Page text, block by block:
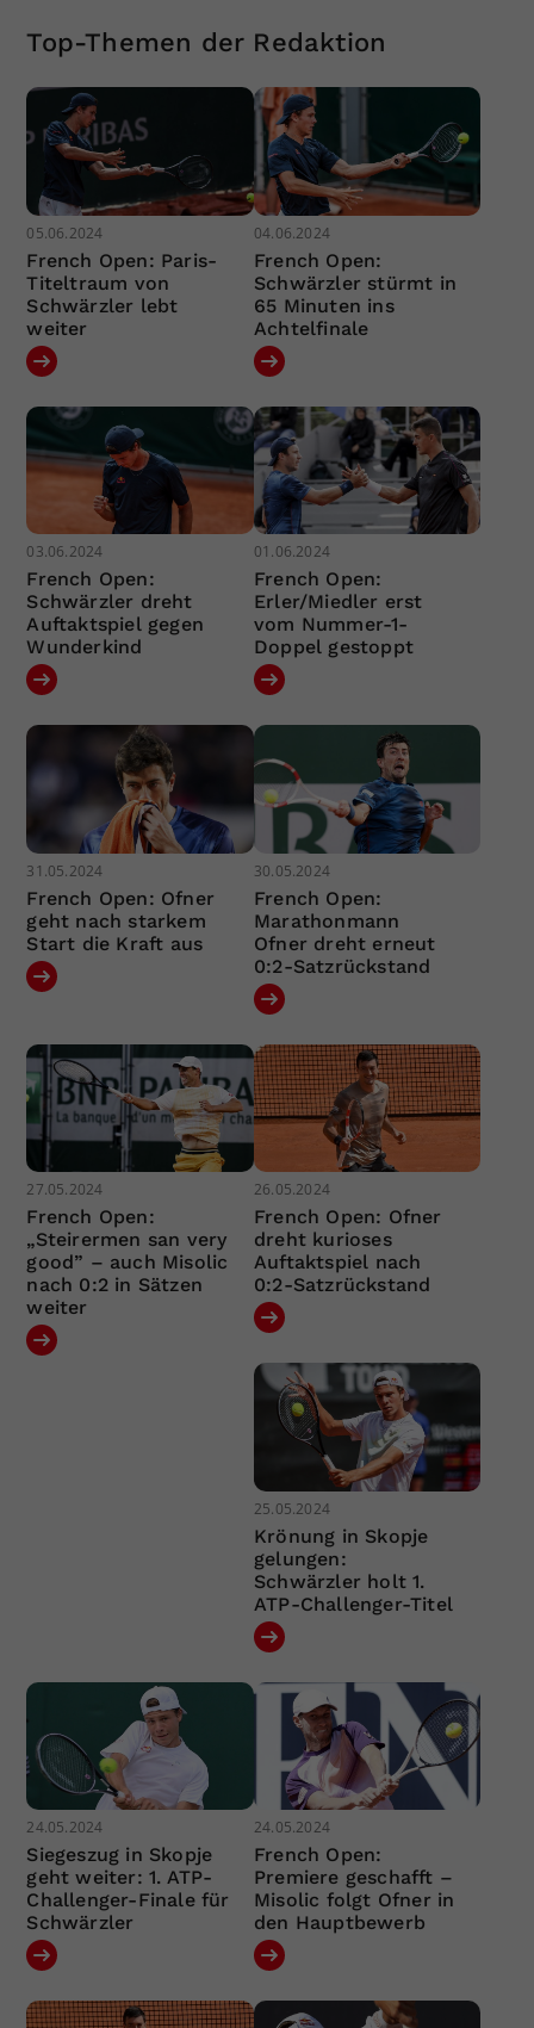
Top-Themen der Redaktion
05.06.2024
French Open: Paris-
Titeltraum von
Schwärzler lebt
weiter
04.06.2024
French Open:
Schwärzler stürmt in
65 Minuten ins
Achtelfinale
03.06.2024
French Open:
Schwärzler dreht
Auftaktspiel gegen
Wunderkind
01.06.2024
French Open:
Erler/Miedler erst
vom Nummer-1-
Doppel gestoppt
31.05.2024
French Open: Ofner
geht nach starkem
Start die Kraft aus
30.05.2024
French Open:
Marathonmann
Ofner dreht erneut
0:2-Satzrückstand
27.05.2024
French Open:
„Steirermen san very
good” – auch Misolic
nach 0:2 in Sätzen
weiter
26.05.2024
French Open: Ofner
dreht kurioses
Auftaktspiel nach
0:2-Satzrückstand
25.05.2024
Krönung in Skopje
gelungen:
Schwärzler holt 1.
ATP-Challenger-Titel
24.05.2024
Siegeszug in Skopje
geht weiter: 1. ATP-
Challenger-Finale für
Schwärzler
24.05.2024
French Open:
Premiere geschafft –
Misolic folgt Ofner in
den Hauptbewerb